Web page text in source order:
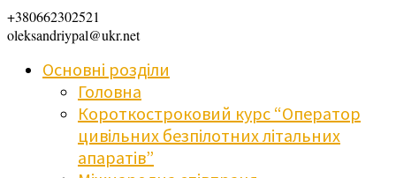
+380662302521
oleksandriypal@ukr.net
Основні розділи
Головна
Короткостроковий курс “Оператор
цивільних безпілотних літальних
апаратів”